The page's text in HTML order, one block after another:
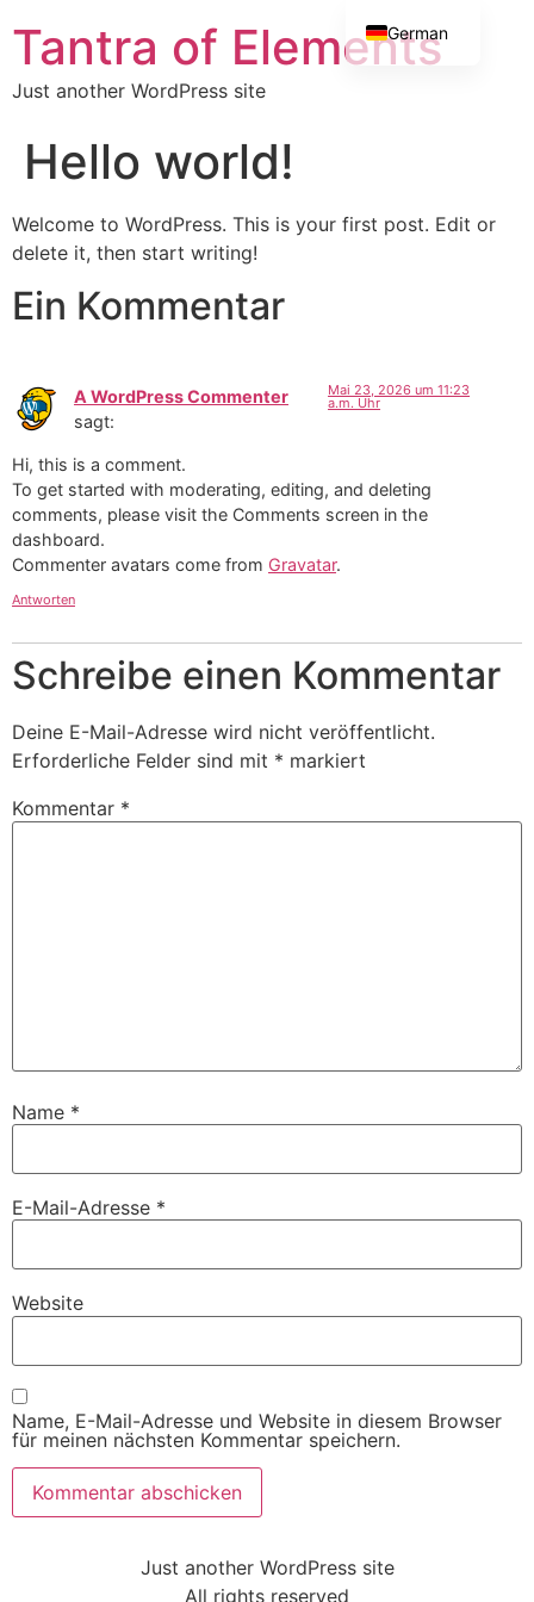
Tantra of Elements
Just another WordPress site
Hello world!
Welcome to WordPress. This is your first post. Edit or
delete it, then start writing!
Ein Kommentar
A WordPress Commenter
sagt:
Mai 23, 2026 um 11:23
a.m. Uhr
Hi, this is a comment.
To get started with moderating, editing, and deleting
comments, please visit the Comments screen in the
dashboard.
Commenter avatars come from Gravatar.
Antworten
Schreibe einen Kommentar
Deine E-Mail-Adresse wird nicht veröffentlicht.
Erforderliche Felder sind mit * markiert
Kommentar *
Name *
E-Mail-Adresse *
Website
Name, E-Mail-Adresse und Website in diesem Browser
für meinen nächsten Kommentar speichern.
Just another WordPress site
All rights reserved
German